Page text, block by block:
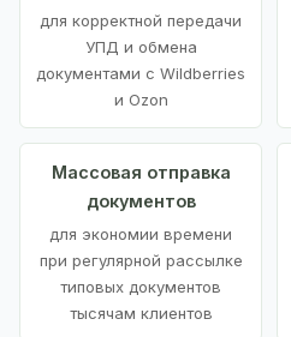
для корректной передачи
УПД и обмена
документами с Wildberries
и Ozon
Массовая отправка
документов
для экономии времени
при регулярной рассылке
типовых документов
тысячам клиентов